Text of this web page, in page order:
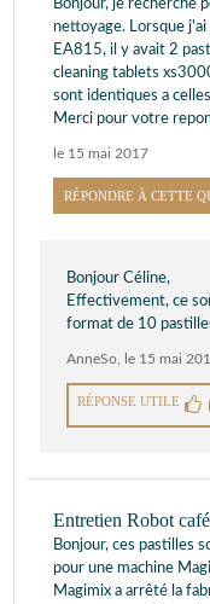
Bonjour, je recherche
nettoyage. Lorsque
EA815, il y avait 2
cleaning tablets
sont identiques a
Merci pour votre
le 15 mai 2017
RÉPONDRE À CETTE
Bonjour Céline,
Effectivement, ce
format de 10
AnneSo le 15 mai
RÉPONSE UTILE
Entretien Robot
Bonjour, ces pastilles
pour une machine
Magimix a arrêté la